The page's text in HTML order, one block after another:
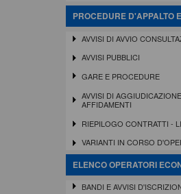
PROCEDURE D'APPALTO
AVVISI DI AVVIO
AVVISI PUBBLICI
GARE E PROCEDURE
AVVISI DI
AFFIDAMENTI
RIEPILOGO CONTRATTI -
VARIANTI IN CORSO
ELENCO OPERATORI
BANDI E AVVISI